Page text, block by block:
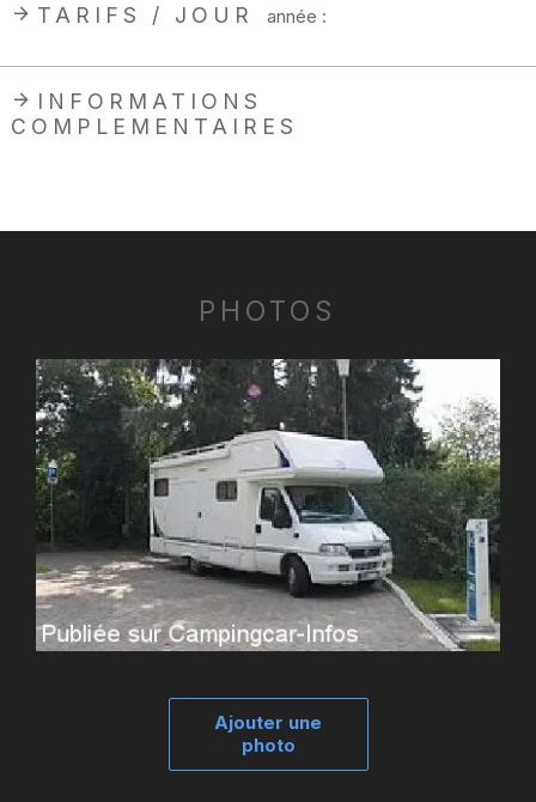
TARIFS / JOUR année :
INFORMATIONS
COMPLEMENTAIRES
PHOTOS
Ajouter une
photo